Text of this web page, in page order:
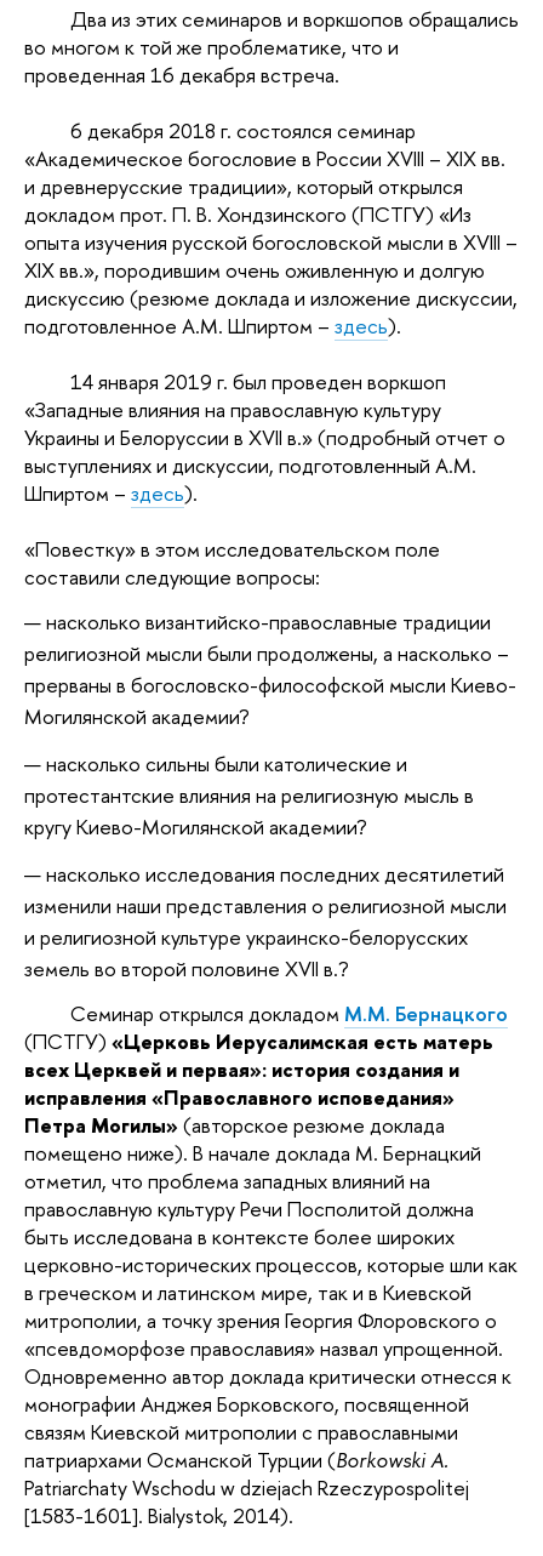
Два из этих семинаров и воркшопов обращались
во многом к той же проблематике, что и
проведенная 16 декабря встреча.
6 декабря 2018 г. состоялся семинар
«Академическое богословие в России XVIII – XIX вв.
и древнерусские традиции», который открылся
докладом прот. П. В. Хондзинского (ПСТГУ) «Из
опыта изучения русской богословской мысли в XVIII –
XIX вв.», породившим очень оживленную и долгую
дискуссию (резюме доклада и изложение дискуссии,
подготовленное А.М. Шпиртом – здесь).
14 января 2019 г. был проведен воркшоп
«Западные влияния на православную культуру
Украины и Белоруссии в XVII в.» (подробный отчет о
выступлениях и дискуссии, подготовленный А.М.
Шпиртом – здесь).
«Повестку» в этом исследовательском поле
составили следующие вопросы:
насколько византийско-православные традиции
религиозной мысли были продолжены, а насколько –
прерваны в богословско-философской мысли Киево-
Могилянской академии?
насколько сильны были католические и
протестантские влияния на религиозную мысль в
кругу Киево-Могилянской академии?
насколько исследования последних десятилетий
изменили наши представления о религиозной мысли
и религиозной культуре украинско-белорусских
земель во второй половине XVII в.?
Семинар открылся докладом М.М. Бернацкого
(ПСТГУ) «Церковь Иерусалимская есть матерь
всех Церквей и первая»: история создания и
исправления «Православного исповедания»
Петра Могилы» (авторское резюме доклада
помещено ниже). В начале доклада М. Бернацкий
отметил, что проблема западных влияний на
православную культуру Речи Посполитой должна
быть исследована в контексте более широких
церковно-исторических процессов, которые шли как
в греческом и латинском мире, так и в Киевской
митрополии, а точку зрения Георгия Флоровского о
«псевдоморфозе православия» назвал упрощенной.
Одновременно автор доклада критически отнесся к
монографии Анджея Борковского, посвященной
связям Киевской митрополии с православными
патриархами Османской Турции (Borkowski A.
Patriarchaty Wschodu w dziejach Rzeczypospolitej
[1583-1601]. Bialystok, 2014).